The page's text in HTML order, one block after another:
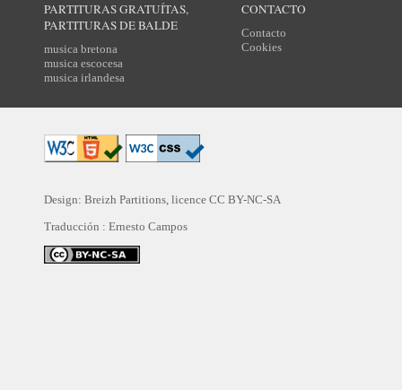
PARTITURAS GRATUÍTAS,
PARTITURAS DE BALDE
musica bretona
musica escocesa
musica irlandesa
CONTACTO
Contacto
Cookies
Design: Breizh Partitions, licence CC BY-NC-SA
Traducción : Ernesto Campos